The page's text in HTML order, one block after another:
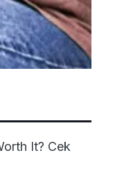
It? Cek